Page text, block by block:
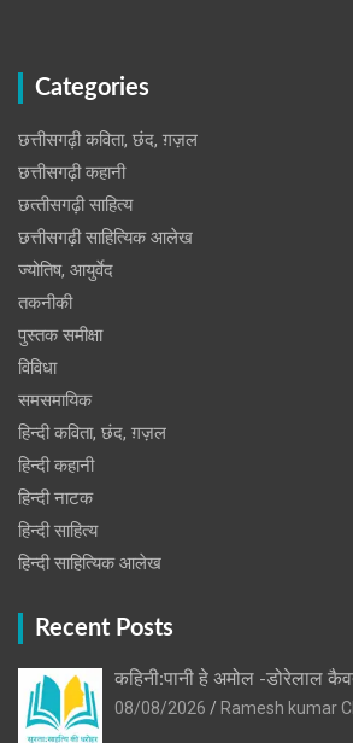
Categories
छत्तीसगढ़ी कविता, छंद, ग़ज़ल
छत्तीसगढ़ी कहानी
छत्‍तीसगढ़ी साहित्‍य
छत्तीसगढ़ी साहित्यिक आलेख
ज्योतिष, आयुर्वेद
तकनीकी
पुस्‍तक समीक्षा
विविधा
समसमायिक
हिन्दी कविता, छंद, ग़ज़ल
हिन्दी कहानी
हिन्‍दी नाटक
हिन्दी साहित्य
हिन्दी साहित्यिक आलेख
Recent Posts
कहिनी:पानी हे अमोल -डोरेलाल
08/08/2026
Ramesh kumar